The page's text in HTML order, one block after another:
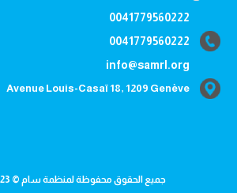
0041779560222
0041779560222
info@samrl.org
Avenue Louis-Casaï 18, 1209 Genève
جميع الحقوق محفوظة لمنظمة سام © 2023، تصميم وتطوير